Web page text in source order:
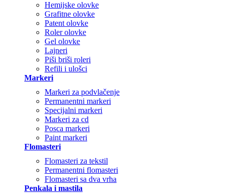
Hemijske olovke
Grafitne olovke
Patent olovke
Roler olovke
Gel olovke
Lajneri
Piši briši roleri
Refili i ulošci
Markeri
Markeri za podvlačenje
Permanentni markeri
Specijalni markeri
Markeri za cd
Posca markeri
Paint markeri
Flomasteri
Flomasteri za tekstil
Permanentni flomasteri
Flomasteri sa dva vrha
Penkala i mastila